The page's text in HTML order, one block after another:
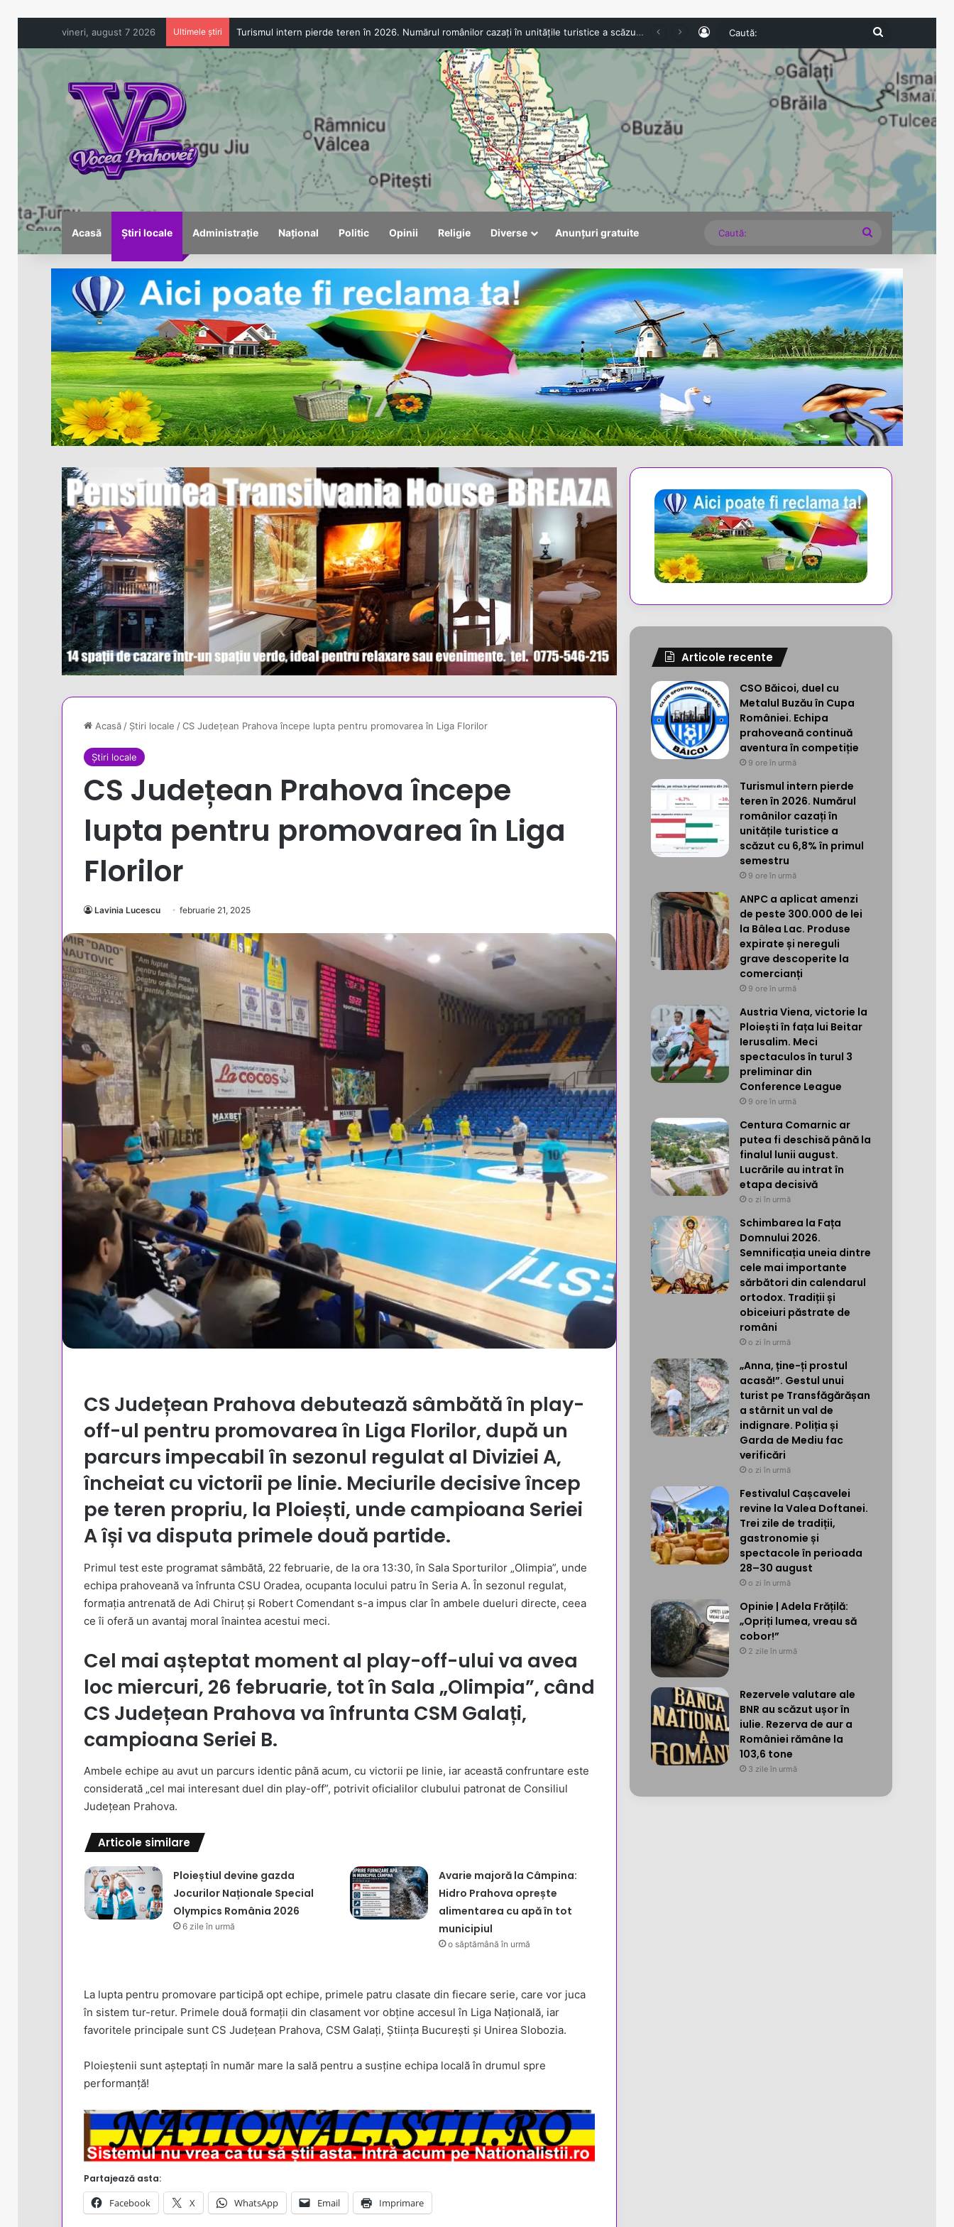
vineri, august 7 2026 Ultimele știri ANPC a aplicat amenzi de peste 300.000 de lei la Bâlea Lac. Produse expirate și nereguli grave descoperite la comercianți Log In Caută:
Acasă Știri locale Administrație Național Politic Opinii Religie Diverse Anunțuri gratuite Caută:
Acasă/ Știri locale /CS Județean Prahova începe lupta pentru promovarea în Liga Florilor
Știri locale
CS Județean Prahova începe
lupta pentru promovarea în Liga
Florilor
Lavinia Lucescu februarie 21, 2025
CS Județean Prahova debutează sâmbătă în play-
off-ul pentru promovarea în Liga Florilor, după un
parcurs impecabil în sezonul regulat al Diviziei A,
încheiat cu victorii pe linie. Meciurile decisive încep
pe teren propriu, la Ploiești, unde campioana Seriei
A își va disputa primele două partide.
Primul test este programat sâmbătă, 22 februarie, de la ora 13:30, în Sala Sporturilor „Olimpia”, unde
echipa prahoveană va înfrunta CSU Oradea, ocupanta locului patru în Seria A. În sezonul regulat,
formația antrenată de Adi Chiruț și Robert Comendant s-a impus clar în ambele dueluri directe, ceea
ce îi oferă un avantaj moral înaintea acestui meci.
Cel mai așteptat moment al play-off-ului va avea
loc miercuri, 26 februarie, tot în Sala „Olimpia”, când
CS Județean Prahova va înfrunta CSM Galați,
campioana Seriei B.
Ambele echipe au avut un parcurs identic până acum, cu victorii pe linie, iar această confruntare este
considerată „cel mai interesant duel din play-off”, potrivit oficialilor clubului patronat de Consiliul
Județean Prahova.
Articole similare
Ploieștiul devine gazda
Jocurilor Naționale Special
Olympics România 2026
6 zile în urmă
Avarie majoră la Câmpina:
Hidro Prahova oprește
alimentarea cu apă în tot
municipiul
o săptămână în urmă
La lupta pentru promovare participă opt echipe, primele patru clasate din fiecare serie, care vor juca
în sistem tur-retur. Primele două formații din clasament vor obține accesul în Liga Națională, iar
favoritele principale sunt CS Județean Prahova, CSM Galați, Știința București și Unirea Slobozia.
Ploieștenii sunt așteptați în număr mare la sală pentru a susține echipa locală în drumul spre
performanță!
Partajează asta:
Facebook X WhatsApp Email Imprimare
Articole recente
CSO Băicoi, duel cu
Metalul Buzău în Cupa
României. Echipa
prahoveană continuă
aventura în competiție
9 ore în urmă
Turismul intern pierde
teren în 2026. Numărul
românilor cazați în
unitățile turistice a
scăzut cu 6,8% în primul
semestru
9 ore în urmă
ANPC a aplicat amenzi
de peste 300.000 de lei
la Bâlea Lac. Produse
expirate și nereguli
grave descoperite la
comercianți
9 ore în urmă
Austria Viena, victorie la
Ploiești în fața lui Beitar
Ierusalim. Meci
spectaculos în turul 3
preliminar din
Conference League
9 ore în urmă
Centura Comarnic ar
putea fi deschisă până la
finalul lunii august.
Lucrările au intrat în
etapa decisivă
o zi în urmă
Schimbarea la Fața
Domnului 2026.
Semnificația uneia dintre
cele mai importante
sărbători din calendarul
ortodox. Tradiții și
obiceiuri păstrate de
români
o zi în urmă
„Anna, ține-ți prostul
acasă!”. Gestul unui
turist pe Transfăgărășan
a stârnit un val de
indignare. Poliția și
Garda de Mediu fac
verificări
o zi în urmă
Festivalul Cașcavelei
revine la Valea Doftanei.
Trei zile de tradiții,
gastronomie și
spectacole în perioada
28–30 august
o zi în urmă
Opinie | Adela Frățilă:
„Opriți lumea, vreau să
cobor!”
2 zile în urmă
Rezervele valutare ale
BNR au scăzut ușor în
iulie. Rezerva de aur a
României rămâne la
103,6 tone
3 zile în urmă